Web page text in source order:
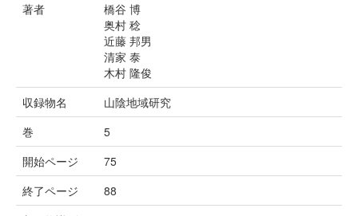
著者
橋谷 博
奥村 稔
近藤 邦男
清家 泰
木村 隆俊
収録物名
山陰地域研究
巻
5
開始ページ
75
終了ページ
88